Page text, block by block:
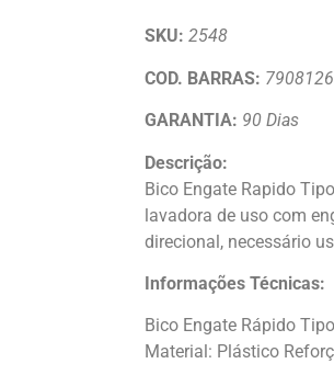
SKU: 2548
COD. BARRAS:
GARANTIA: 90 Dias
Descrição:
Bico Engate Rapido
lavadora de uso com
direcional, necessário
Informações Técnicas:
Bico Engate Rápido
Material: Plástico